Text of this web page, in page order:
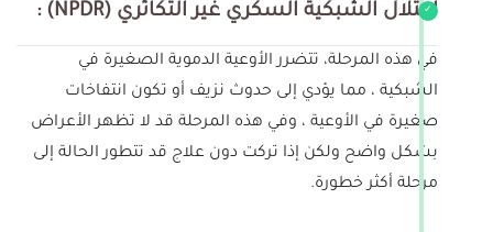
اعتلال الشبكية السكري غير التكاثري (NPDR) :
في هذه المرحلة، تتضرر الأوعية الدموية الصغيرة في
الشبكية ، مما يؤدي إلى حدوث نزيف أو تكون انتفاخات
صغيرة في الأوعية ، وفي هذه المرحلة قد لا تظهر الأعراض
بشكل واضح ولكن إذا تركت دون علاج قد تتطور الحالة إلى
مرحلة أكثر خطورة.